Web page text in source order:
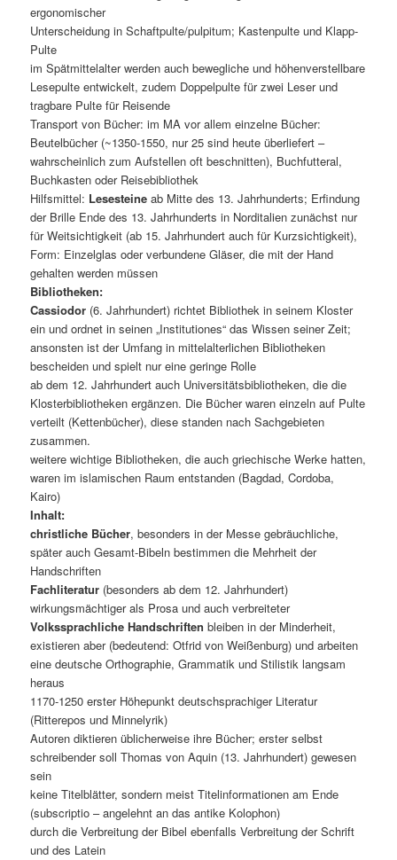
ergonomischer
Unterscheidung in Schaftpulte/pulpitum; Kastenpulte und Klapp-
Pulte
im Spätmittelalter werden auch bewegliche und höhenverstellbare
Lesepulte entwickelt, zudem Doppelpulte für zwei Leser und
tragbare Pulte für Reisende
Transport von Bücher: im MA vor allem einzelne Bücher:
Beutelbücher (~1350-1550, nur 25 sind heute überliefert –
wahrscheinlich zum Aufstellen oft beschnitten), Buchfutteral,
Buchkasten oder Reisebibliothek
Hilfsmittel: Lesesteine ab Mitte des 13. Jahrhunderts; Erfindung
der Brille Ende des 13. Jahrhunderts in Norditalien zunächst nur
für Weitsichtigkeit (ab 15. Jahrhundert auch für Kurzsichtigkeit),
Form: Einzelglas oder verbundene Gläser, die mit der Hand
gehalten werden müssen
Bibliotheken:
Cassiodor (6. Jahrhundert) richtet Bibliothek in seinem Kloster
ein und ordnet in seinen „Institutiones“ das Wissen seiner Zeit;
ansonsten ist der Umfang in mittelalterlichen Bibliotheken
bescheiden und spielt nur eine geringe Rolle
ab dem 12. Jahrhundert auch Universitätsbibliotheken, die die
Klosterbibliotheken ergänzen. Die Bücher waren einzeln auf Pulte
verteilt (Kettenbücher), diese standen nach Sachgebieten
zusammen.
weitere wichtige Bibliotheken, die auch griechische Werke hatten,
waren im islamischen Raum entstanden (Bagdad, Cordoba,
Kairo)
Inhalt:
christliche Bücher, besonders in der Messe gebräuchliche,
später auch Gesamt-Bibeln bestimmen die Mehrheit der
Handschriften
Fachliteratur (besonders ab dem 12. Jahrhundert)
wirkungsmächtiger als Prosa und auch verbreiteter
Volkssprachliche Handschriften bleiben in der Minderheit,
existieren aber (bedeutend: Otfrid von Weißenburg) und arbeiten
eine deutsche Orthographie, Grammatik und Stilistik langsam
heraus
1170-1250 erster Höhepunkt deutschsprachiger Literatur
(Ritterepos und Minnelyrik)
Autoren diktieren üblicherweise ihre Bücher; erster selbst
schreibender soll Thomas von Aquin (13. Jahrhundert) gewesen
sein
keine Titelblätter, sondern meist Titelinformationen am Ende
(subscriptio – angelehnt an das antike Kolophon)
durch die Verbreitung der Bibel ebenfalls Verbreitung der Schrift
und des Latein